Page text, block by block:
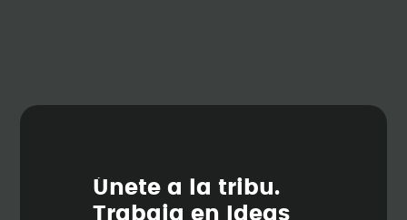
Únete a la tribu.
Trabaja en Ideas